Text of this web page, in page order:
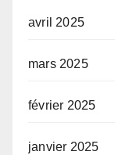
avril 2025
mars 2025
février 2025
janvier 2025